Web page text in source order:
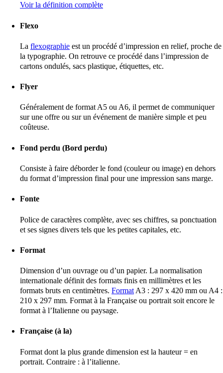
Voir la définition complète
Flexo
La flexographie est un procédé d’impression en relief, proche de
la typographie. On retrouve ce procédé dans l’impression de
cartons ondulés, sacs plastique, étiquettes, etc.
Flyer
Généralement de format A5 ou A6, il permet de communiquer
sur une offre ou sur un événement de manière simple et peu
coûteuse.
Fond perdu (Bord perdu)
Consiste à faire déborder le fond (couleur ou image) en dehors
du format d’impression final pour une impression sans marge.
Fonte
Police de caractères complète, avec ses chiffres, sa ponctuation
et ses signes divers tels que les petites capitales, etc.
Format
Dimension d’un ouvrage ou d’un papier. La normalisation
internationale définit des formats finis en millimètres et les
formats bruts en centimètres. Format A3 : 297 x 420 mm ou A4 :
210 x 297 mm. Format à la Française ou portrait soit encore le
format à l’Italienne ou paysage.
Française (à la)
Format dont la plus grande dimension est la hauteur = en
portrait. Contraire : à l’italienne.